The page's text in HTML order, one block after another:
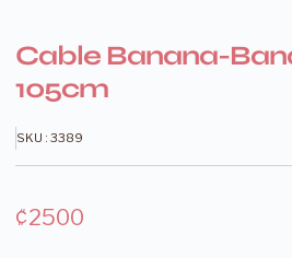
Cable Banana-
105cm
SKU : 3389
₡2500